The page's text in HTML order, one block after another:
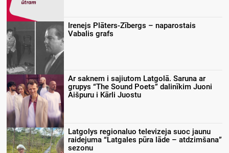
Irenejs Plāters-Zībergs – naparostais
Vabalis grafs
Ar saknem i sajiutom Latgolā. Saruna ar
grupys “The Sound Poets” dalinīkim Juoni
Aišpuru i Kārli Juostu
Latgolys regionaluo televizeja suoc jaunu
raidejuma “Latgales pūra lāde – atdzimšana”
sezonu